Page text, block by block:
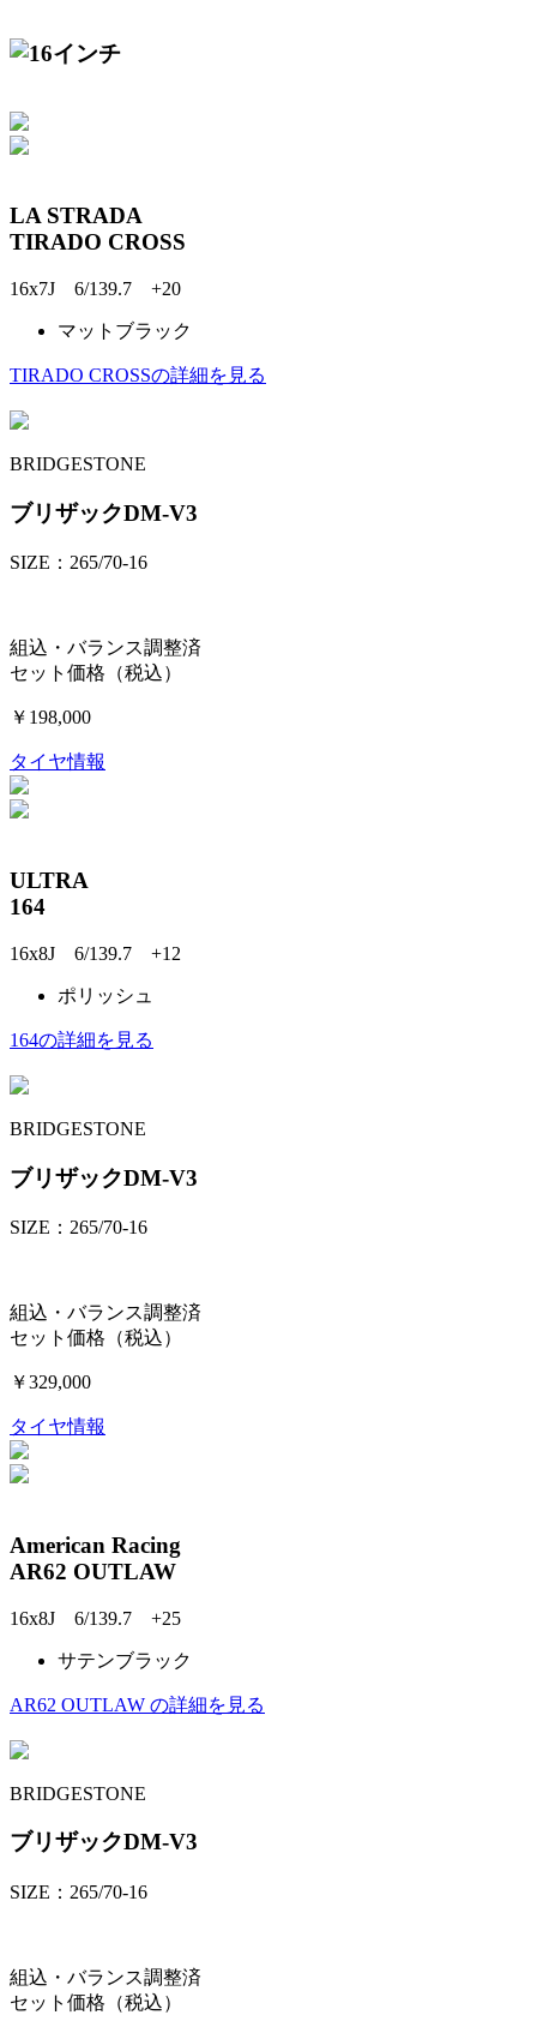
LA STRADA
TIRADO CROSS
16x7J 6/139.7 +20
マットブラック
TIRADO CROSSの詳細を見る
BRIDGESTONE
ブリザックDM-V3
SIZE：265/70-16
組込・バランス調整済
セット価格（税込）
￥198,000
タイヤ情報
ULTRA
164
16x8J 6/139.7 +12
ポリッシュ
164の詳細を見る
BRIDGESTONE
ブリザックDM-V3
SIZE：265/70-16
組込・バランス調整済
セット価格（税込）
￥329,000
タイヤ情報
American Racing
AR62 OUTLAW
16x8J 6/139.7 +25
サテンブラック
AR62 OUTLAW の詳細を見る
BRIDGESTONE
ブリザックDM-V3
SIZE：265/70-16
組込・バランス調整済
セット価格（税込）